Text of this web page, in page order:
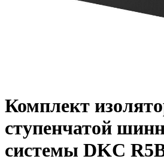
Комплект
ступенчатой
системы DKC